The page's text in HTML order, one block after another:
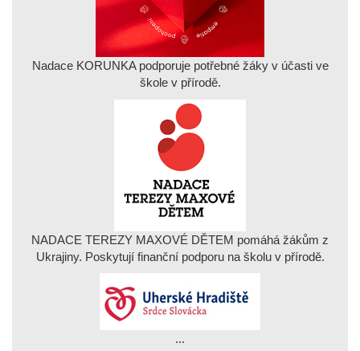
Nadace KORUNKA podporuje potřebné žáky v účasti ve
škole v přírodě.
NADACE TEREZY MAXOVÉ DĚTEM pomáhá žákům z
Ukrajiny. Poskytují finanční podporu na školu v přírodě.
...